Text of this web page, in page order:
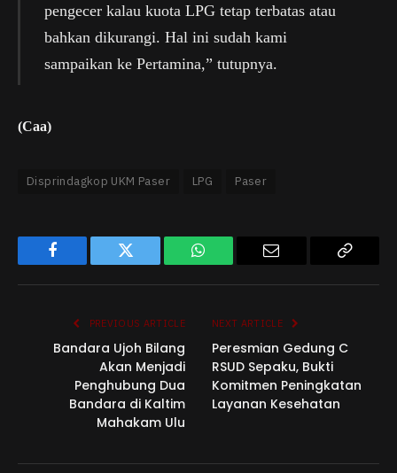
pengecer kalau kuota LPG tetap terbatas atau
bahkan dikurangi. Hal ini sudah kami
sampaikan ke Pertamina,” tutupnya.
(Caa)
Disprindagkop UKM Paser LPG Paser
Facebook Twitter WhatsApp Email
Copy
PREVIOUS ARTICLE
Bandara Ujoh Bilang
Akan Menjadi
Penghubung Dua
Bandara di Kaltim
Mahakam Ulu
NEXT ARTICLE
Peresmian Gedung C
RSUD Sepaku, Bukti
Komitmen Peningkatan
Layanan Kesehatan